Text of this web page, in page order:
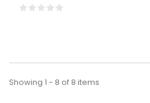
Showing 1 - 8 of 8 items